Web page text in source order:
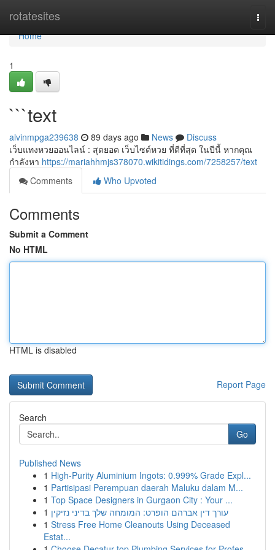
rotatesites
Home
Home
1
```text
alvinmpga239638 89 days ago News
Discuss
เว็บแทงหวยออนไลน์ : สุดยอด เว็บไซต์หวย ที่ดีที่สุด ในปีนี้ หากคุณ
กำลังหา https://mariahhmjs378070.wikitidings.com/7258257/text
Comments
Who Upvoted
Comments
Submit a Comment
No HTML
HTML is disabled
Report Page
Search
Go
Published News
1 High-Purity Aluminium Ingots: 0.999% Grade Expl...
1 Partisipasi Perempuan daerah Maluku dalam M...
1 Top Space Designers in Gurgaon City : Your ...
1 עורך דין אברהם הופרט: המומחה שלך בדיני נזיקין
1 Stress Free Home Cleanouts Using Deceased
Estat...